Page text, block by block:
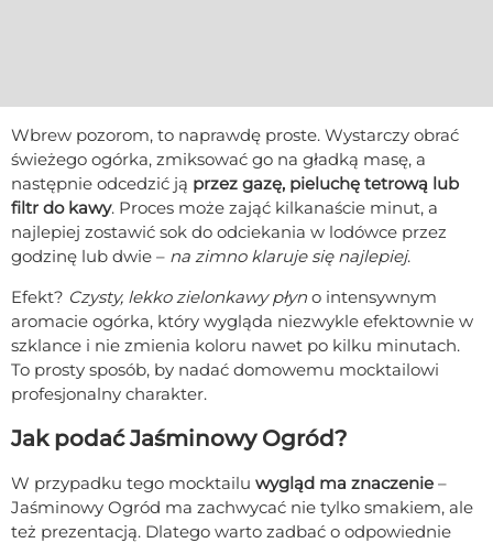
Wbrew pozorom, to naprawdę proste. Wystarczy obrać
świeżego ogórka, zmiksować go na gładką masę, a
następnie odcedzić ją przez gazę, pieluchę tetrową lub
filtr do kawy. Proces może zająć kilkanaście minut, a
najlepiej zostawić sok do odciekania w lodówce przez
godzinę lub dwie – na zimno klaruje się najlepiej.
Efekt? Czysty, lekko zielonkawy płyn o intensywnym
aromacie ogórka, który wygląda niezwykle efektownie w
szklance i nie zmienia koloru nawet po kilku minutach.
To prosty sposób, by nadać domowemu mocktailowi
profesjonalny charakter.
Jak podać Jaśminowy Ogród?
W przypadku tego mocktailu wygląd ma znaczenie –
Jaśminowy Ogród ma zachwycać nie tylko smakiem, ale
też prezentacją. Dlatego warto zadbać o odpowiednie